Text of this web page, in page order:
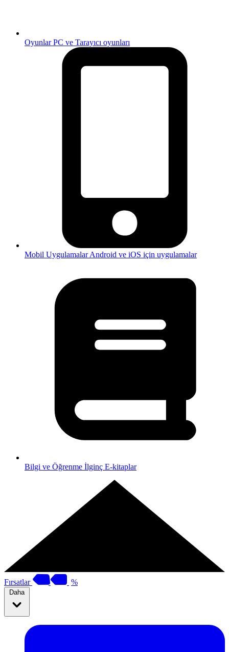
OyunlarPC ve Tarayıcı oyunları
Mobil UygulamalarAndroid ve iOS için uygulamalar
Bilgi ve Öğrenme İlginç E-kitaplar
Fırsatlar %
Daha